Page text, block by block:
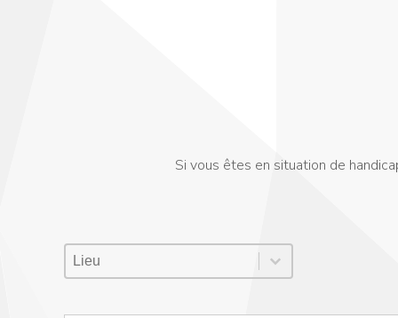
Si vous êtes en situation de
Lieu Session
Sélectionnez le contenu
Sélectionnez le contenu